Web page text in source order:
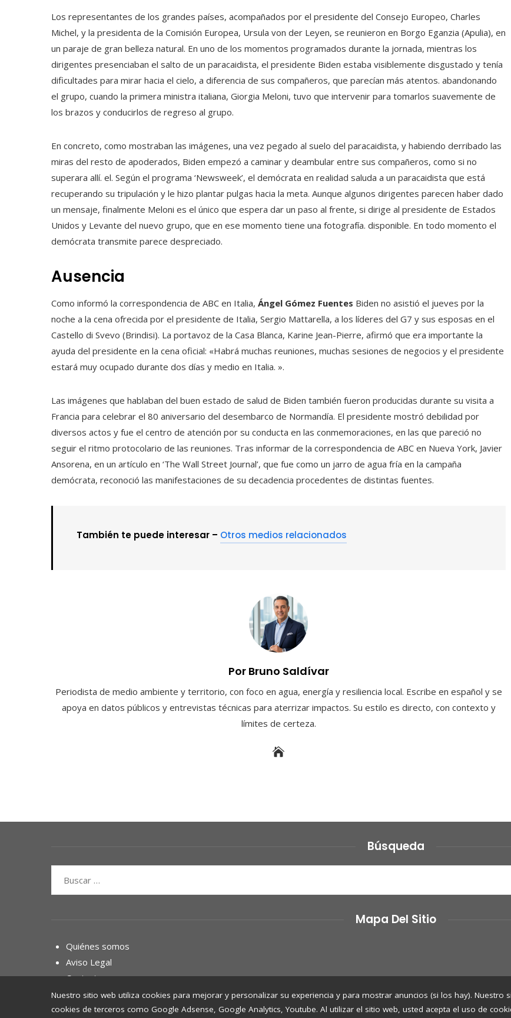
Nuestro sitio web utiliza cookies para mejorar y personalizar su experiencia y para mostrar anuncios (si los hay). Nuestro
cookies de terceros como Google Adsense, Google Analytics, Youtube. Al utilizar el sitio web, usted acepta el uso de
Los representantes de los grandes países, acompañados por el presidente del Consejo Europeo, Charles
Michel, y la presidenta de la Comisión Europea, Ursula von der Leyen, se reunieron en Borgo Eganzia (Apulia), en
un paraje de gran belleza natural. En uno de los momentos programados durante la jornada, mientras los
dirigentes presenciaban el salto de un paracaidista, el presidente Biden estaba visiblemente disgustado y tenía
dificultades para mirar hacia el cielo, a diferencia de sus compañeros, que parecían más atentos. abandonando
el grupo, cuando la primera ministra italiana, Giorgia Meloni, tuvo que intervenir para tomarlos suavemente de
los brazos y conducirlos de regreso al grupo.
En concreto, como mostraban las imágenes, una vez pegado al suelo del paracaidista, y habiendo derribado las
miras del resto de apoderados, Biden empezó a caminar y deambular entre sus compañeros, como si no
superara allí. el. Según el programa ‘Newsweek’, el demócrata en realidad saluda a un paracaidista que está
recuperando su tripulación y le hizo plantar pulgas hacia la meta. Aunque algunos dirigentes parecen haber dado
un mensaje, finalmente Meloni es el único que espera dar un paso al frente, si dirige al presidente de Estados
Unidos y Levante del nuevo grupo, que en ese momento tiene una fotografía. disponible. En todo momento el
demócrata transmite parece despreciado.
Ausencia
Como informó la correspondencia de ABC en Italia, Ángel Gómez Fuentes Biden no asistió el jueves por la
noche a la cena ofrecida por el presidente de Italia, Sergio Mattarella, a los líderes del G7 y sus esposas en el
Castello di Svevo (Brindisi). La portavoz de la Casa Blanca, Karine Jean-Pierre, afirmó que era importante la
ayuda del presidente en la cena oficial: «Habrá muchas reuniones, muchas sesiones de negocios y el presidente
estará muy ocupado durante dos días y medio en Italia. ».
Las imágenes que hablaban del buen estado de salud de Biden también fueron producidas durante su visita a
Francia para celebrar el 80 aniversario del desembarco de Normandía. El presidente mostró debilidad por
diversos actos y fue el centro de atención por su conducta en las conmemoraciones, en las que pareció no
seguir el ritmo protocolario de las reuniones. Tras informar de la correspondencia de ABC en Nueva York, Javier
Ansorena, en un artículo en ‘The Wall Street Journal’, que fue como un jarro de agua fría en la campaña
demócrata, reconoció las manifestaciones de su decadencia procedentes de distintas fuentes.
También te puede interesar – Otros medios relacionados
Por Bruno Saldívar
Periodista de medio ambiente y territorio, con foco en agua, energía y resiliencia local. Escribe en español y se
apoya en datos públicos y entrevistas técnicas para aterrizar impactos. Su estilo es directo, con contexto y
límites de certeza.
Búsqueda
Mapa Del Sitio
Quiénes somos
Aviso Legal
Contacto